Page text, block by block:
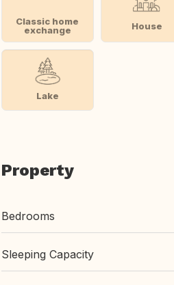
Classic home
exchange
House
Lake
Property
Bedrooms
Sleeping Capacity